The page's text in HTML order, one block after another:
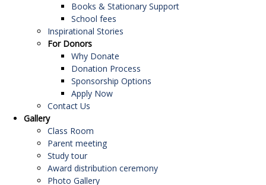
Books & Stationary Support
School fees
Inspirational Stories
For Donors
Why Donate
Donation Process
Sponsorship Options
Apply Now
Contact Us
Gallery
Class Room
Parent meeting
Study tour
Award distribution ceremony
Photo Gallery